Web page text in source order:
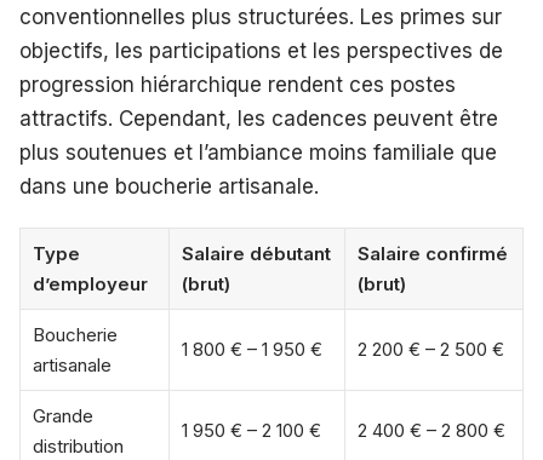
conventionnelles plus structurées. Les primes sur
objectifs, les participations et les perspectives de
progression hiérarchique rendent ces postes
attractifs. Cependant, les cadences peuvent être
plus soutenues et l’ambiance moins familiale que
dans une boucherie artisanale.
Type
d’employeur
Salaire débutant
(brut)
Salaire confirmé
(brut)
Boucherie
artisanale
1 800 € – 1 950 € 2 200 € – 2 500 €
Grande
distribution
1 950 € – 2 100 € 2 400 € – 2 800 €